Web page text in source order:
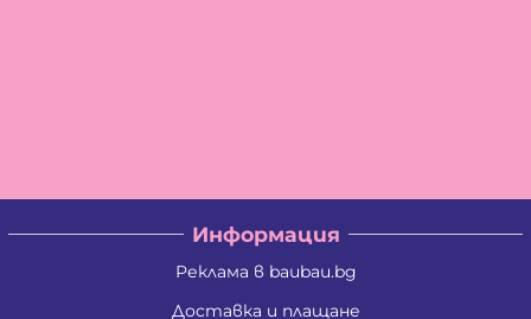
Информация
Реклама в baubau.bg
Доставка и плащане